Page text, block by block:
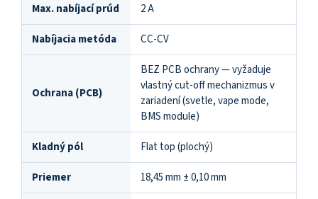
Max. nabíjací prúd 2 A
Nabíjacia metóda CC-CV
Ochrana (PCB)
BEZ PCB ochrany — vyžaduje
vlastný cut-off mechanizmus v
zariadení (svetle, vape mode,
BMS module)
Kladný pól Flat top (plochý)
Priemer 18,45 mm ± 0,10 mm